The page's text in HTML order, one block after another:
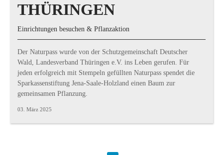
THÜRINGEN
Einrichtungen besuchen & Pflanzaktion
Der Naturpass wurde von der Schutzgemeinschaft Deutscher
Wald, Landesverband Thüringen e.V. ins Leben gerufen. Für
jeden erfolgreich mit Stempeln gefüllten Naturpass spendet die
Sparkassenstiftung Jena-Saale-Holzland einen Baum zur
gemeinsamen Pflanzung.
03. März 2025